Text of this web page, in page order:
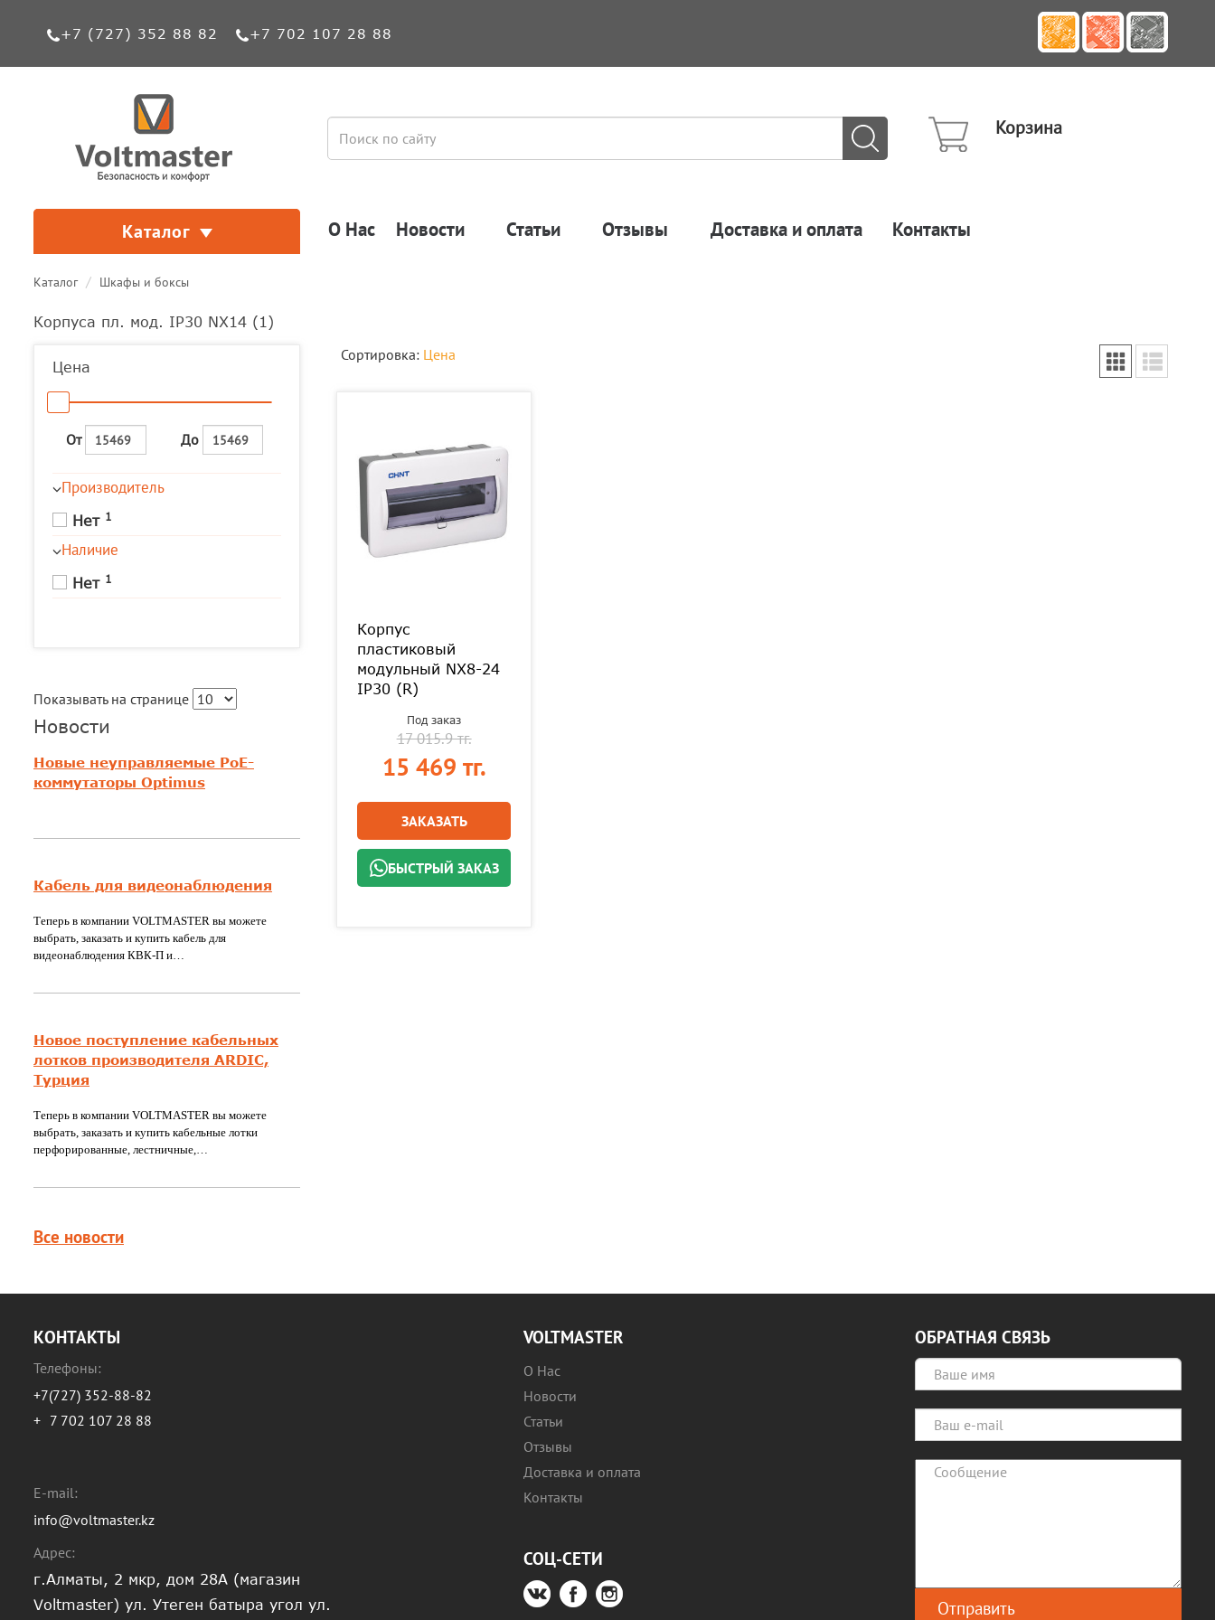
+7 (727) 352 88 82 +7 702 107 28 88
Корзина
Каталог О Нас Новости Статьи Отзывы Доставка и оплата Контакты
Каталог Шкафы и боксы
Корпуса пл. мод. IP30 NX14 (1 )
Цена
От До
Производитель
Нет 1
Наличие
Нет 1
Показывать на странице
Новости
Новые неуправляемые PoE-
коммутаторы Optimus
Кабель для видеонаблюдения
Теперь в компании VOLTMASTER вы можете
выбрать, заказать и купить кабель для
видеонаблюдения КВК-П и…
Новое поступление кабельных
лотков производителя ARDIC,
Турция
Теперь в компании VOLTMASTER вы можете
выбрать, заказать и купить кабельные лотки
перфорированные, лестничные,…
Все новости
Сортировка: Цена
Корпус
пластиковый
модульный NX8-24
IP30 (R)
Под заказ
17 015.9 тг.
15 469 тг.
ЗАКАЗАТЬ
БЫСТРЫЙ ЗАКАЗ
КОНТАКТЫ
Телефоны:
+7(727) 352-88-82
+ 7 702 107 28 88
E-mail:
info@voltmaster.kz
Адрес:
г.Алматы, 2 мкр, дом 28А (магазин
Voltmaster) ул. Утеген батыра угол ул.
VOLTMASTER
О Нас
Новости
Статьи
Отзывы
Доставка и оплата
Контакты
СОЦ-СЕТИ
ОБРАТНАЯ СВЯЗЬ